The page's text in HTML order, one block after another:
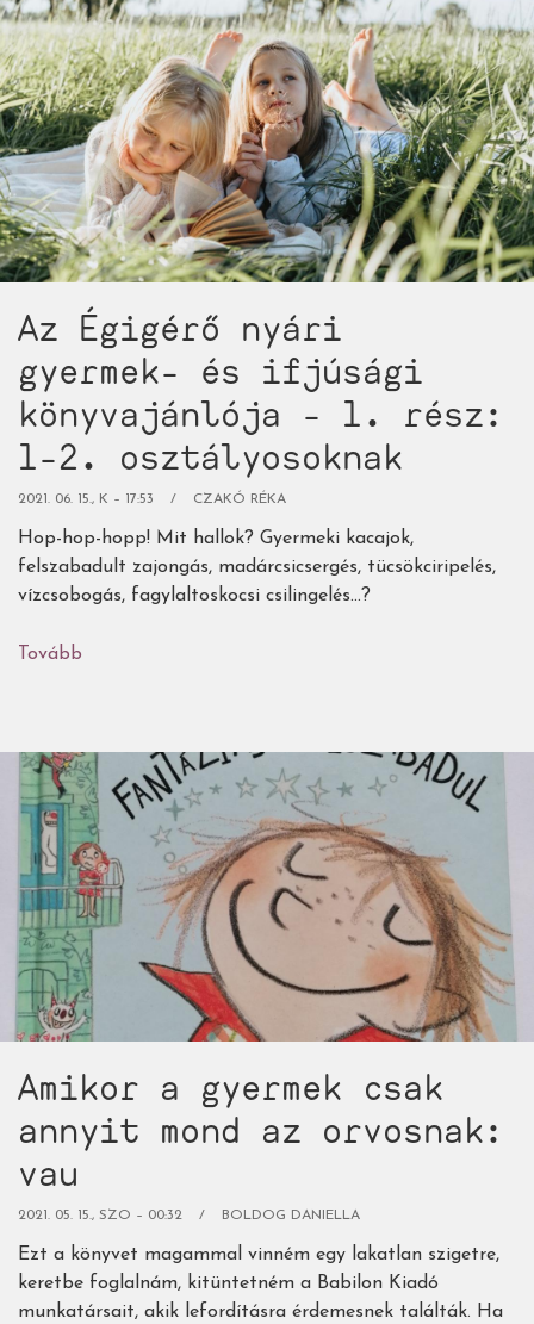
és
ifjúsági
könyvajánlója
-
2.
rész:
3-
4.
osztályosoknak)
Az Égigérő nyári
gyermek- és ifjúsági
könyvajánlója - 1. rész:
1-2. osztályosoknak
2021. 06. 15., K – 17:53 CZAKÓ RÉKA
Hop-hop-hopp! Mit hallok? Gyermeki kacajok,
felszabadult zajongás, madárcsicsergés, tücsökciripelés,
vízcsobogás, fagylaltoskocsi csilingelés...?
Tovább
és
ifjúsági
könyvajánlója
-
1.
rész:
1-
2.
osztályosoknak)
Amikor a gyermek csak
annyit mond az orvosnak:
vau
2021. 05. 15., SZO – 00:32 BOLDOG DANIELLA
Ezt a könyvet magammal vinném egy lakatlan szigetre,
keretbe foglalnám, kitüntetném a Babilon Kiadó
munkatársait, akik lefordításra érdemesnek találták. Ha